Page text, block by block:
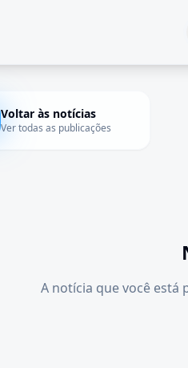
Voltar às notícias
Ver todas as publicações
A notícia que você